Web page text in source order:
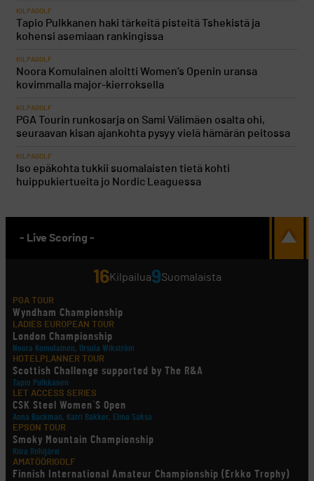
KILPAGOLF
Tapio Pulkkanen haki tärkeitä pisteitä Tshekistä ja
kohensi asemiaan rankingissa
KILPAGOLF
Noora Komulainen aloitti Women’s Openin uransa
kovimmalla major-kierroksella
KILPAGOLF
PGA Tourin runkosarja on Sami Välimäen osalta ohi,
seuraavan kisan ajankohta pysyy vielä hämärän peitossa
KILPAGOLF
Iso epäkohta tukkii suomalaisten tietä kohti
huippukiertueita jo Nordic Leaguessa
- Live Scoring -
16Kilpailua9Suomalaista
PGA TOUR
Wyndham Championship
LADIES EUROPEAN TOUR
London Championship
Noora Komulainen, Ursula Wikström
HOTELPLANNER TOUR
Scottish Challenge supported by The R&A
Tapio Pulkkanen
LET ACCESS SERIES
CSK Steel Women´S Open
Anna Backman, Katri Bakker, Elina Saksa
EPSON TOUR
Smoky Mountain Championship
Kiira Riihijärvi
AMATÖÖRIGOLF
Finnish International Amateur Championship (Erkko Trophy)